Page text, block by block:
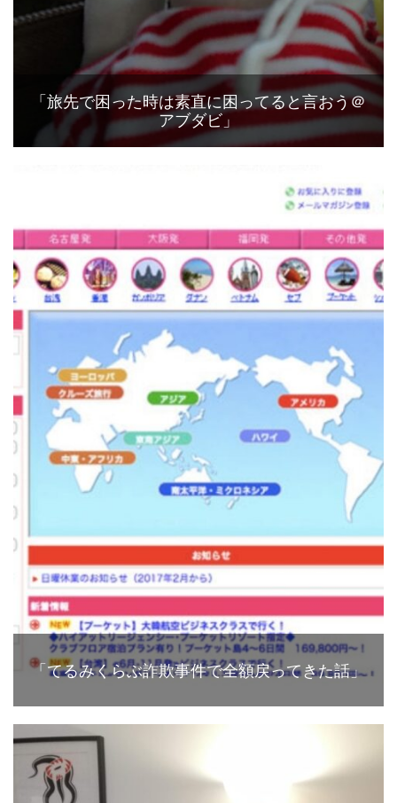
「旅先で困った時は素直に困ってると言おう＠
アブダビ」
「てるみくらぶ詐欺事件で全額戻ってきた話」